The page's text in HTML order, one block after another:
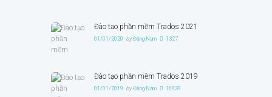
Đào tạo phần mềm Trados 2021
01/01/2020 byĐặng Nam 1327
Đào tạo phần mềm Trados 2019
01/01/2019 byĐặng Nam 16939